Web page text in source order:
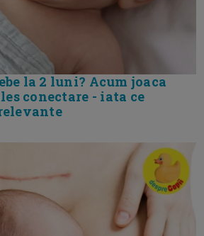
la 2 luni? Acum joaca
conectare - iata ce